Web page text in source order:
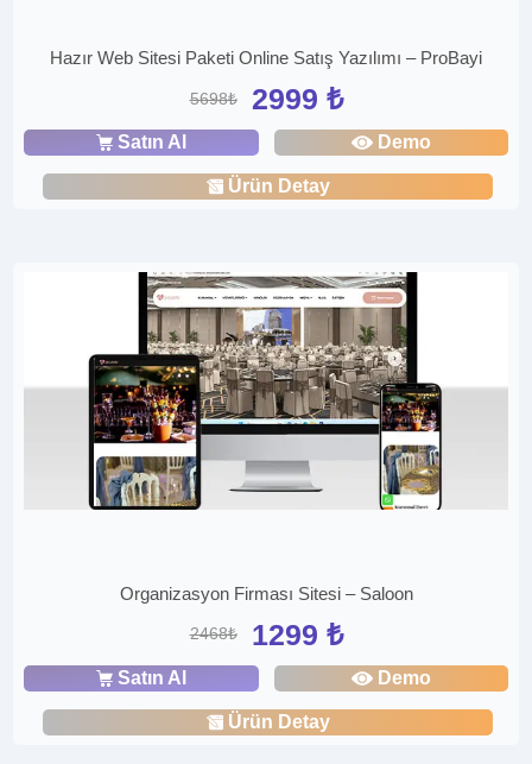
Hazır Web Sitesi Paketi Online Satış Yazılımı – ProBayi
5698₺ 2999 ₺
Satın Al Demo
Ürün Detay
Organizasyon Firması Sitesi – Saloon
2468₺ 1299 ₺
Satın Al Demo
Ürün Detay